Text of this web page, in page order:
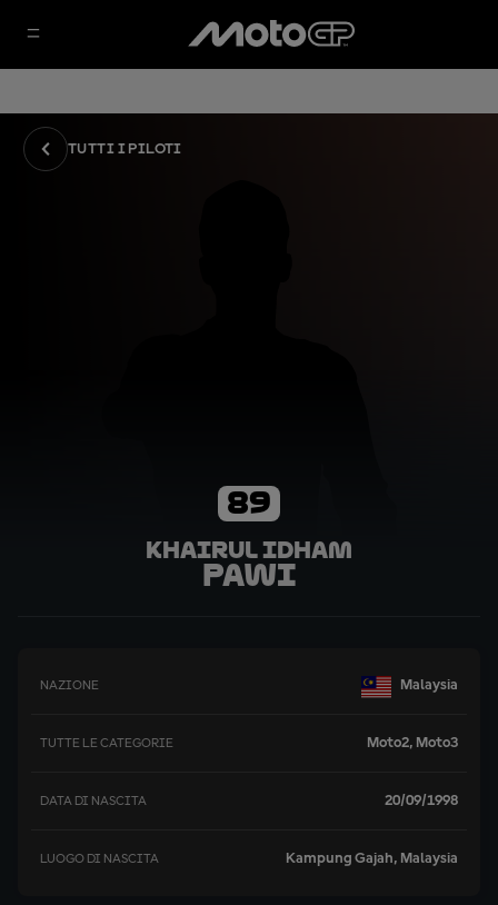
TUTTI I PILOTI
89
Khairul Idham
Pawi
NAZIONE Malaysia
TUTTE LE CATEGORIE Moto2, Moto3
DATA DI NASCITA 20/09/1998
LUOGO DI NASCITA Kampung Gajah, Malaysia